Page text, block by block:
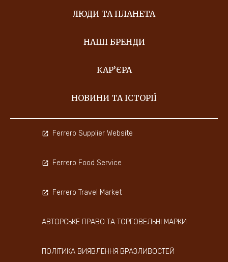
ЛЮДИ ТА ПЛАНЕТА
НАШІ БРЕНДИ
КАР’ЄРА
НОВИНИ ТА ІСТОРІЇ
Ferrero Supplier Website
Ferrero Food Service
Ferrero Travel Market
АВТОРСЬКЕ ПРАВО ТА ТОРГОВЕЛЬНІ МАРКИ
ПОЛІТИКА ВИЯВЛЕННЯ ВРАЗЛИВОСТЕЙ